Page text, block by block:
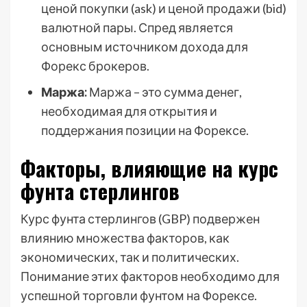
ценой покупки (ask) и ценой продажи (bid)
валютной пары. Спред является
основным источником дохода для
Форекс брокеров.
Маржа:Маржа – это сумма денег,
необходимая для открытия и
поддержания позиции на Форексе.
Факторы, влияющие на курс
фунта стерлингов
Курс фунта стерлингов (GBP) подвержен
влиянию множества факторов, как
экономических, так и политических.
Понимание этих факторов необходимо для
успешной торговли фунтом на Форексе.